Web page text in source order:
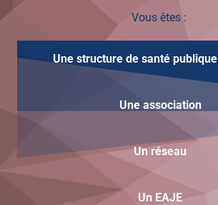
Vous êtes :
Une structure de santé
Une association
Un réseau
Un EAJE